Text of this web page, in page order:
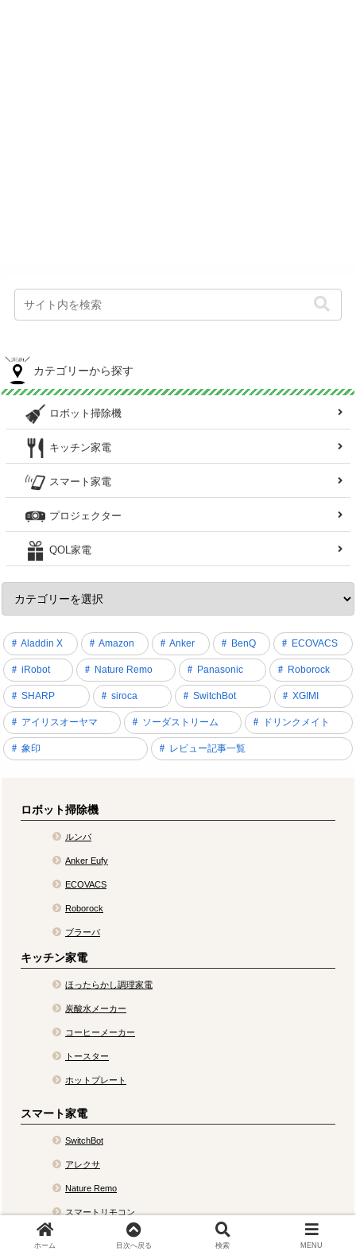
カテゴリーから探す
ロボット掃除機
キッチン家電
スマート家電
プロジェクター
QOL家電
Aladdin X Amazon Anker BenQ ECOVACS
iRobot Nature Remo Panasonic Roborock
SHARP siroca SwitchBot XGIMI
アイリスオーヤマ ソーダストリーム ドリンクメイト
象印 レビュー記事一覧
ロボット掃除機
ルンバ
Anker Eufy
ECOVACS
Roborock
ブラーバ
キッチン家電
ほったらかし調理家電
炭酸水メーカー
コーヒーメーカー
トースター
ホットプレート
スマート家電
SwitchBot
アレクサ
Nature Remo
スマートリモコン
スマートホームづくり
ホーム 目次へ戻る 検索 MENU